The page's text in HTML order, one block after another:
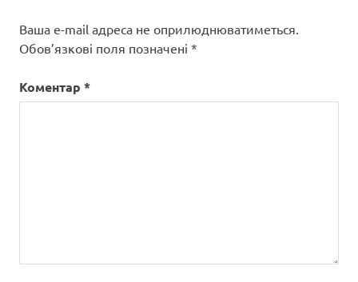
Ваша e-mail адреса не оприлюднюватиметься.
Обов’язкові поля позначені *
Коментар *